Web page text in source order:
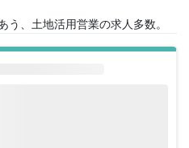
う、土地活用営業の求人多数。